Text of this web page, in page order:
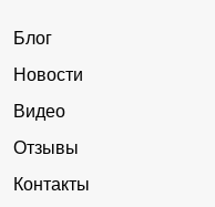
Блог
Новости
Видео
Отзывы
Контакты